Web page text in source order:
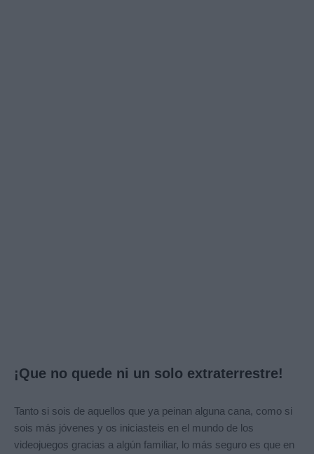
¡Que no quede ni un solo extraterrestre!
Tanto si sois de aquellos que ya peinan alguna cana, como si
sois más jóvenes y os iniciasteis en el mundo de los
videojuegos gracias a algún familiar, lo más seguro es que en